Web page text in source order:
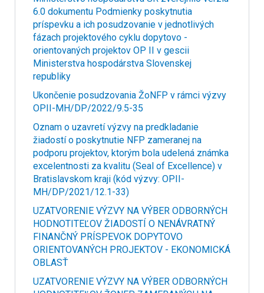
6.0 dokumentu Podmienky poskytnutia
príspevku a ich posudzovanie v jednotlivých
fázach projektového cyklu dopytovo -
orientovaných projektov OP II v gescii
Ministerstva hospodárstva Slovenskej
republiky
Ukončenie posudzovania ŽoNFP v rámci výzvy
OPII-MH/DP/2022/9.5-35
Oznam o uzavretí výzvy na predkladanie
žiadostí o poskytnutie NFP zameranej na
podporu projektov, ktorým bola udelená známka
excelentnosti za kvalitu (Seal of Excellence) v
Bratislavskom kraji (kód výzvy: OPII-
MH/DP/2021/12.1-33)
UZATVORENIE VÝZVY NA VÝBER ODBORNÝCH
HODNOTITEĽOV ŽIADOSTÍ O NENÁVRATNÝ
FINANČNÝ PRÍSPEVOK DOPYTOVO
ORIENTOVANÝCH PROJEKTOV - EKONOMICKÁ
OBLASŤ
UZATVORENIE VÝZVY NA VÝBER ODBORNÝCH